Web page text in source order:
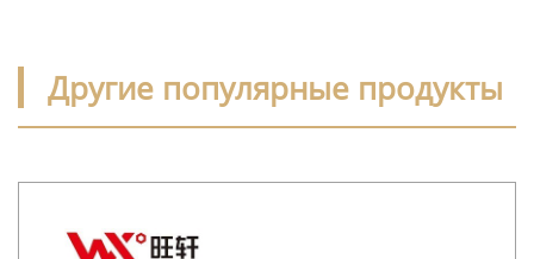
Другие популярные продукты